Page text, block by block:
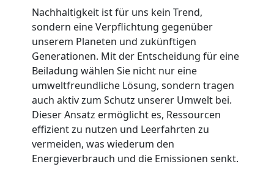
Nachhaltigkeit ist für uns kein Trend,
sondern eine Verpflichtung gegenüber
unserem Planeten und zukünftigen
Generationen. Mit der Entscheidung für eine
Beiladung wählen Sie nicht nur eine
umweltfreundliche Lösung, sondern tragen
auch aktiv zum Schutz unserer Umwelt bei.
Dieser Ansatz ermöglicht es, Ressourcen
effizient zu nutzen und Leerfahrten zu
vermeiden, was wiederum den
Energieverbrauch und die Emissionen senkt.
Privatumzug
Leonding
Tresortransport
Leonding